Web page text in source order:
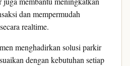
dan mempermudah
realtime.
menghadirkan solusi parkir
dengan kebutuhan setiap